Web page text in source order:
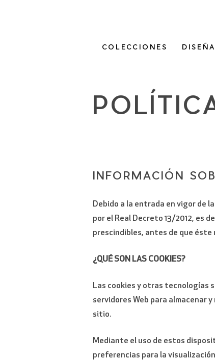
COLECCIONES
INFORMACIÓN
Debido a la entrada en vigor de
por el Real Decreto 13/2012, es
prescindibles, antes de que éste
¿QUÉ SON LAS COOKIES?
Las cookies y otras tecnologías
servidores Web para almacenar
sitio.
Mediante el uso de estos
preferencias para la